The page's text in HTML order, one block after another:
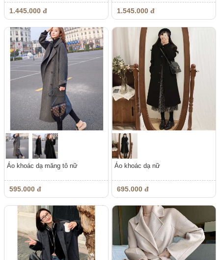
1.445.000 đ 1.545.000 đ
Áo khoác dạ măng tô nữ
595.000 đ
Áo khoác dạ nữ
695.000 đ